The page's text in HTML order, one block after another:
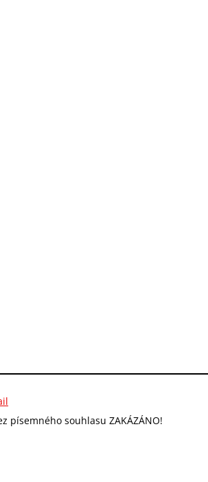
písemného souhlasu ZAKÁZÁNO!